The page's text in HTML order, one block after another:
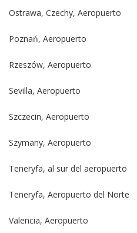
Ostrawa, Czechy, Aeropuerto
Poznań, Aeropuerto
Rzeszów, Aeropuerto
Sevilla, Aeropuerto
Szczecin, Aeropuerto
Szymany, Aeropuerto
Teneryfa, al sur del aeropuerto
Teneryfa, Aeropuerto del Norte
Valencia, Aeropuerto